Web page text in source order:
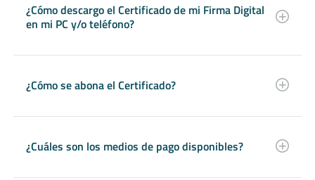
¿Cómo descargo el Certificado de mi Firma Digital
en mi PC y/o teléfono?
¿Cómo se abona el Certificado?
¿Cuáles son los medios de pago disponibles?